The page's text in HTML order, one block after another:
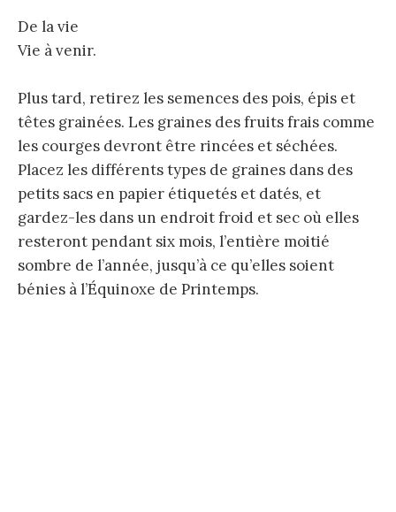
De la vie
Vie à venir.
Plus tard, retirez les semences des pois, épis et
têtes grainées. Les graines des fruits frais comme
les courges devront être rincées et séchées.
Placez les différents types de graines dans des
petits sacs en papier étiquetés et datés, et
gardez-les dans un endroit froid et sec où elles
resteront pendant six mois, l’entière moitié
sombre de l’année, jusqu’à ce qu’elles soient
bénies à l’Équinoxe de Printemps.